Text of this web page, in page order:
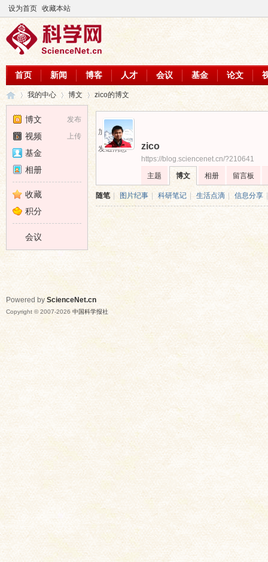
设为首页 收藏本站
首页 新闻 博客 人才 会议 基金 论文
›
我的中心 博文 zico的博文
加为好友
发送消息
zico
https://blog.sciencenet.cn/?210641
主题
博文 相册 留言板
随笔 图片纪事 科研笔记 生活点滴 | 信息分享
发布
博文
上传
视频
基金
相册
收藏
积分
会议
Powered by ScienceNet.cn
Copyright © 2007-2026 中国科学报社